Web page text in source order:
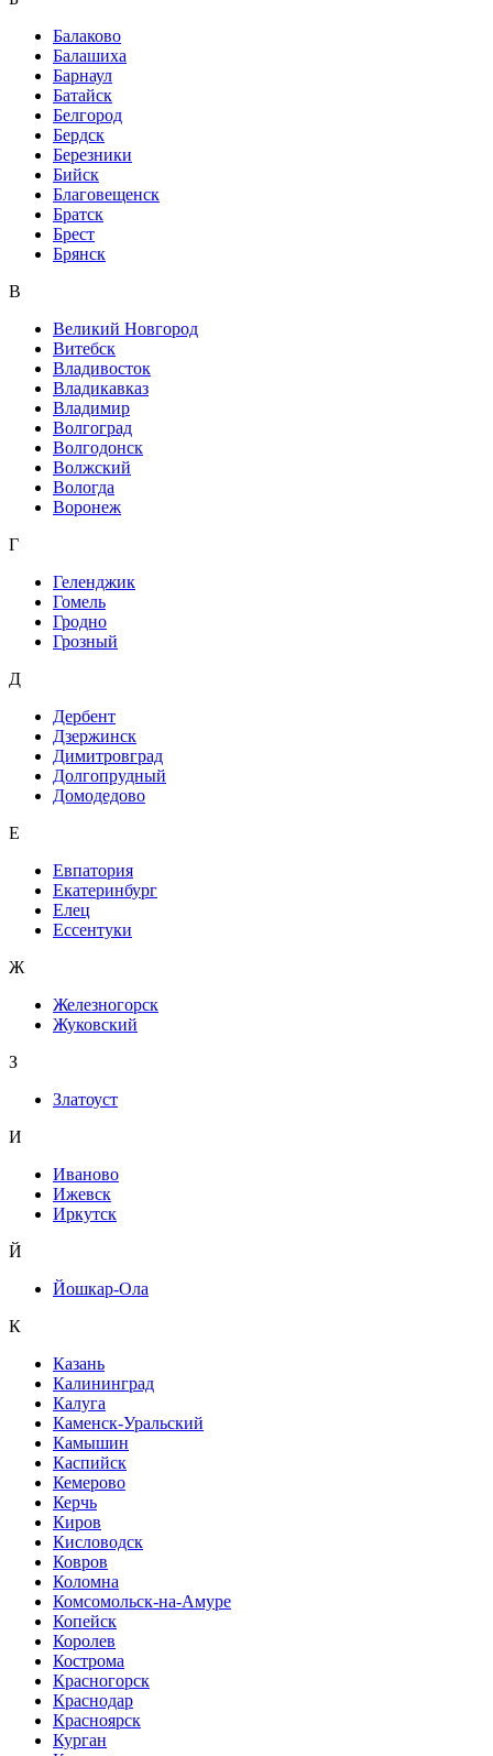
Балаково
Балашиха
Барнаул
Батайск
Белгород
Бердск
Березники
Бийск
Благовещенск
Братск
Брест
Брянск
В
Великий Новгород
Витебск
Владивосток
Владикавказ
Владимир
Волгоград
Волгодонск
Волжский
Вологда
Воронеж
Г
Геленджик
Гомель
Гродно
Грозный
Д
Дербент
Дзержинск
Димитровград
Долгопрудный
Домодедово
Е
Евпатория
Екатеринбург
Елец
Ессентуки
Ж
Железногорск
Жуковский
З
Златоуст
И
Иваново
Ижевск
Иркутск
Й
Йошкар-Ола
К
Казань
Калининград
Калуга
Каменск-Уральский
Камышин
Каспийск
Кемерово
Керчь
Киров
Кисловодск
Ковров
Коломна
Комсомольск-на-Амуре
Копейск
Королев
Кострома
Красногорск
Краснодар
Красноярск
Курган